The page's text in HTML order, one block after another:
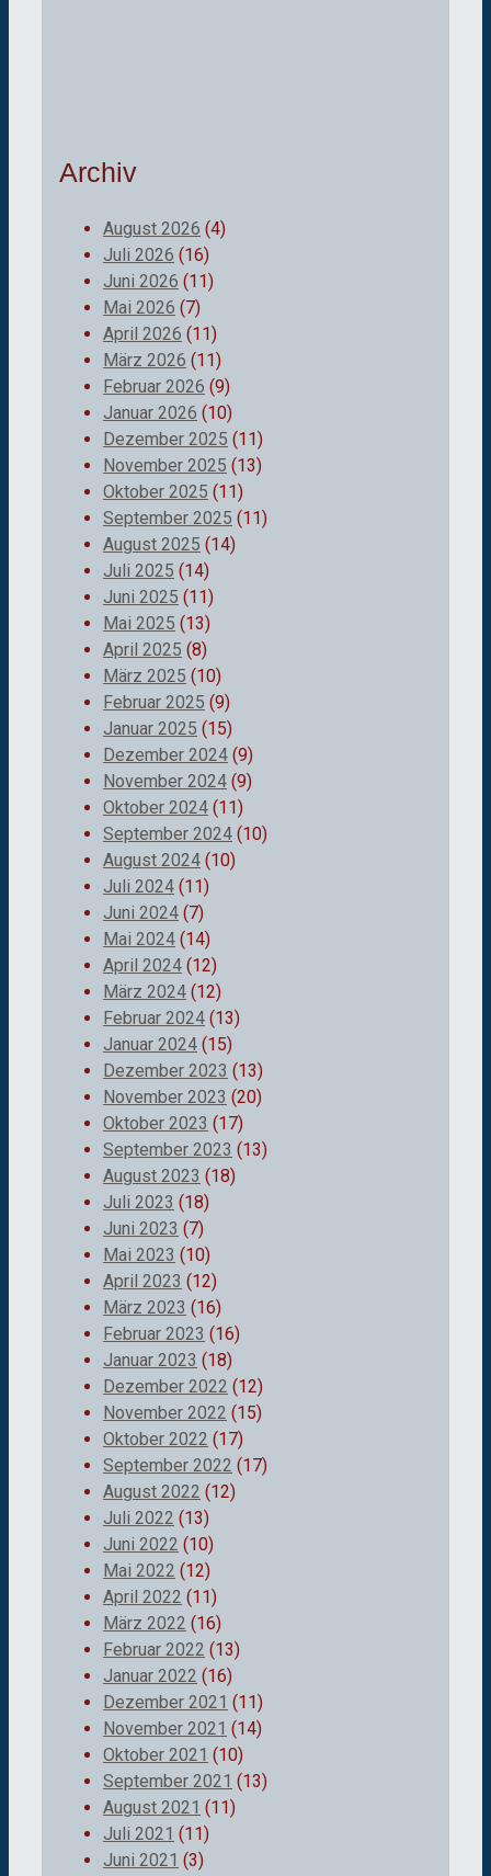
Archiv
August 2026 (4)
Juli 2026 (16)
Juni 2026 (11)
Mai 2026 (7)
April 2026 (11)
März 2026 (11)
Februar 2026 (9)
Januar 2026 (10)
Dezember 2025 (11)
November 2025 (13)
Oktober 2025 (11)
September 2025 (11)
August 2025 (14)
Juli 2025 (14)
Juni 2025 (11)
Mai 2025 (13)
April 2025 (8)
März 2025 (10)
Februar 2025 (9)
Januar 2025 (15)
Dezember 2024 (9)
November 2024 (9)
Oktober 2024 (11)
September 2024 (10)
August 2024 (10)
Juli 2024 (11)
Juni 2024 (7)
Mai 2024 (14)
April 2024 (12)
März 2024 (12)
Februar 2024 (13)
Januar 2024 (15)
Dezember 2023 (13)
November 2023 (20)
Oktober 2023 (17)
September 2023 (13)
August 2023 (18)
Juli 2023 (18)
Juni 2023 (7)
Mai 2023 (10)
April 2023 (12)
März 2023 (16)
Februar 2023 (16)
Januar 2023 (18)
Dezember 2022 (12)
November 2022 (15)
Oktober 2022 (17)
September 2022 (17)
August 2022 (12)
Juli 2022 (13)
Juni 2022 (10)
Mai 2022 (12)
April 2022 (11)
März 2022 (16)
Februar 2022 (13)
Januar 2022 (16)
Dezember 2021 (11)
November 2021 (14)
Oktober 2021 (10)
September 2021 (13)
August 2021 (11)
Juli 2021 (11)
Juni 2021 (3)